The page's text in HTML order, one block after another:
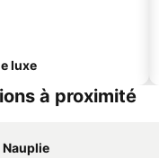
luxe
à proximité